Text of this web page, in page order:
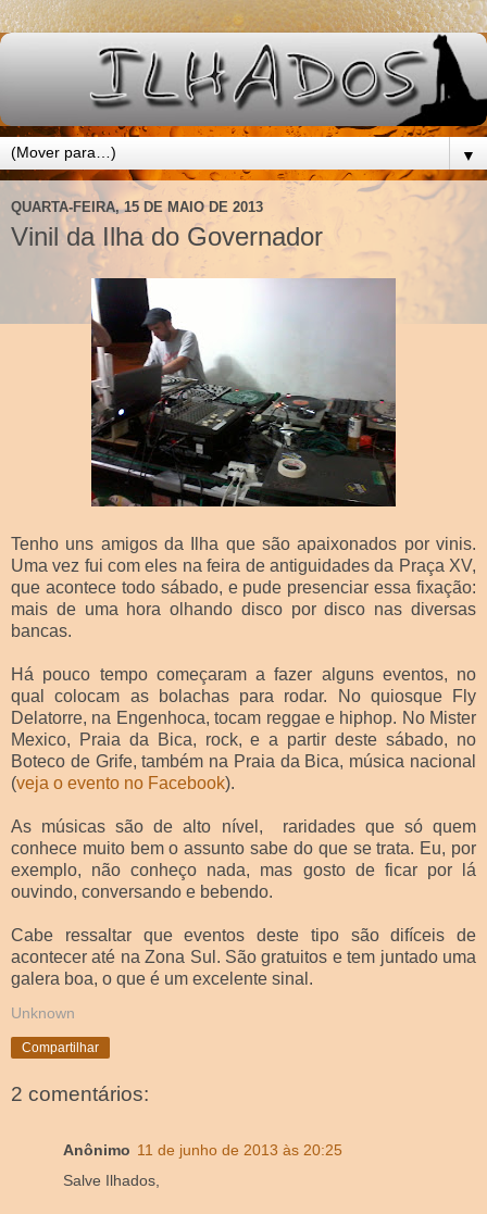
▼
QUARTA-FEIRA, 15 DE MAIO DE 2013
Vinil da Ilha do Governador
Tenho uns amigos da Ilha que são apaixonados por vinis.
Uma vez fui com eles na feira de antiguidades da Praça XV,
que acontece todo sábado, e pude presenciar essa fixação:
mais de uma hora olhando disco por disco nas diversas
bancas.
Há pouco tempo começaram a fazer alguns eventos, no
qual colocam as bolachas para rodar. No quiosque Fly
Delatorre, na Engenhoca, tocam reggae e hiphop. No Mister
Mexico, Praia da Bica, rock, e a partir deste sábado, no
Boteco de Grife, também na Praia da Bica, música nacional
(veja o evento no Facebook).
As músicas são de alto nível, raridades que só quem
conhece muito bem o assunto sabe do que se trata. Eu, por
exemplo, não conheço nada, mas gosto de ficar por lá
ouvindo, conversando e bebendo.
Cabe ressaltar que eventos deste tipo são difíceis de
acontecer até na Zona Sul. São gratuitos e tem juntado uma
galera boa, o que é um excelente sinal.
Unknown
Compartilhar
2 comentários:
Anônimo 11 de junho de 2013 às 20:25
Salve Ilhados,